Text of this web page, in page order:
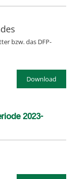
bzw. das DFP-
Download
2023-